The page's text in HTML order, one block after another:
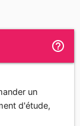
help_outline
un
d'étude,